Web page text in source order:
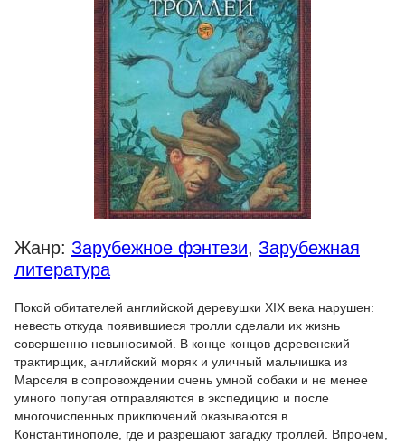
Жанр: Зарубежное фэнтези, Зарубежная
литература
Покой обитателей английской деревушки XIX века нарушен:
невесть откуда появившиеся тролли сделали их жизнь
совершенно невыносимой. В конце концов деревенский
трактирщик, английский моряк и уличный мальчишка из
Марселя в сопровождении очень умной собаки и не менее
умного попугая отправляются в экспедицию и после
многочисленных приключений оказываются в
Константинополе, где и разрешают загадку троллей. Впрочем,